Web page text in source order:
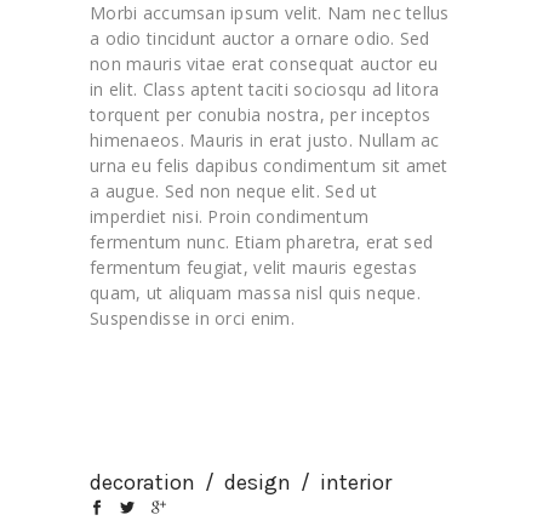
Morbi accumsan ipsum velit. Nam nec tellus
a odio tincidunt auctor a ornare odio. Sed
non mauris vitae erat consequat auctor eu
in elit. Class aptent taciti sociosqu ad litora
torquent per conubia nostra, per inceptos
himenaeos. Mauris in erat justo. Nullam ac
urna eu felis dapibus condimentum sit amet
a augue. Sed non neque elit. Sed ut
imperdiet nisi. Proin condimentum
fermentum nunc. Etiam pharetra, erat sed
fermentum feugiat, velit mauris egestas
quam, ut aliquam massa nisl quis neque.
Suspendisse in orci enim.
decoration / design / interior